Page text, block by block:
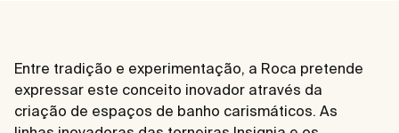
Entre tradição e experimentação, a Roca pretende
expressar este conceito inovador através da
criação de espaços de banho carismáticos. As